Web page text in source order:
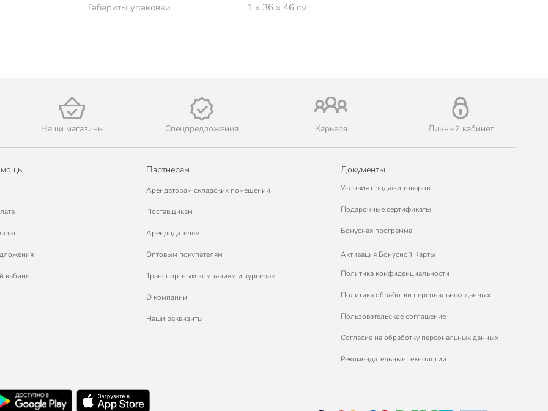
Габариты упаковки
1 x 36 x 46 см
Наши магазины Спецпредложения Карьера Личный кабинет
кабинет
Партнерам
Арендаторам складских помещений
Поставщикам
Арендодателям
Оптовым покупателям
Транспортным компаниям и курьерам
О компании
Наши реквизиты
Документы
Условия продажи товаров
Подарочные сертификаты
Бонусная программа
Активация Бонусной Карты
Политика конфиденциальности
Политика обработки персональных данных
Пользовательское соглашение
Согласие на обработку персональных данных
Рекомендательные технологии